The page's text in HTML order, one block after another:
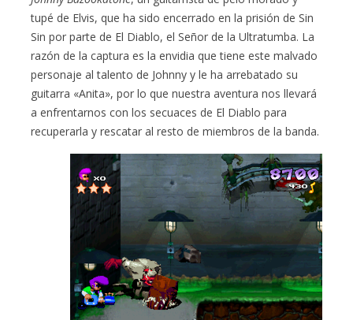
tupé de Elvis, que ha sido encerrado en la prisión de Sin
Sin por parte de El Diablo, el Señor de la Ultratumba. La
razón de la captura es la envidia que tiene este malvado
personaje al talento de Johnny y le ha arrebatado su
guitarra «Anita», por lo que nuestra aventura nos llevará
a enfrentarnos con los secuaces de El Diablo para
recuperarla y rescatar al resto de miembros de la banda.